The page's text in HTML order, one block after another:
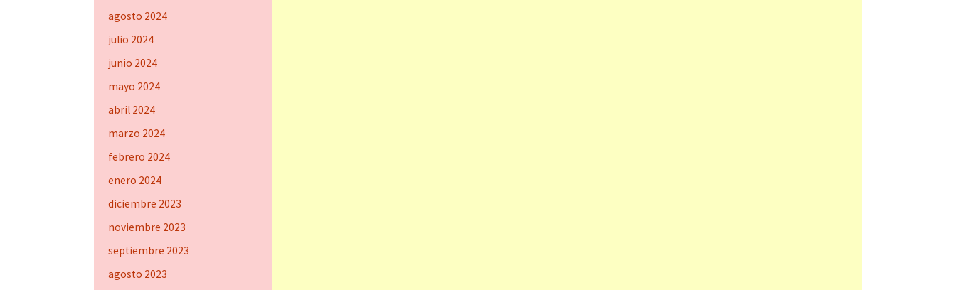
agosto 2024
julio 2024
junio 2024
mayo 2024
abril 2024
marzo 2024
febrero 2024
enero 2024
diciembre 2023
noviembre 2023
septiembre 2023
agosto 2023